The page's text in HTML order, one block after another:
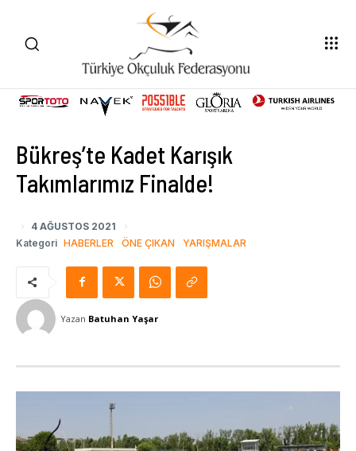
Bükreş’te Kadet Karışık
Takımlarımız Finalde!
4 AĞUSTOS 2021
Kategori HABERLER ÖNE ÇIKAN YARIŞMALAR
Yazan Batuhan Yaşar